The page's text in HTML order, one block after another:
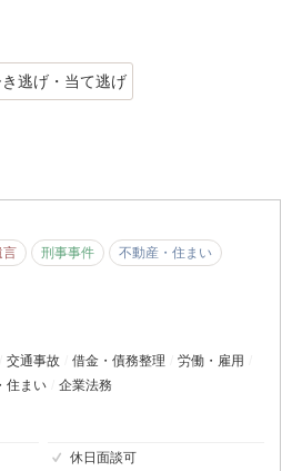
逃げ・当て逃げ
言 刑事事件
不動産・住まい
交通事故 借金・債務整理
労働・雇用
住まい 企業法務
休日面談可